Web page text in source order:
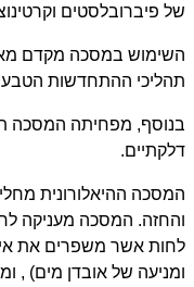
של פיברובלסטים
השימוש במסכה מקדם מאד
תהליכי ההתחדשות
בנוסף, מפחיתה המסכה
דלקתיים.
המסכה ההיאלורונית
והחזה. המסכה מעניקה
לחות אשר משפרים את
ומניעה של אובדן מים) ,